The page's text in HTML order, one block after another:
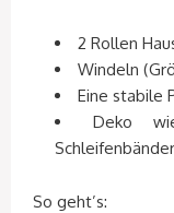
2 Rollen
Windeln
Eine stabile
Deko
Schleifenbänder
So geht’s: